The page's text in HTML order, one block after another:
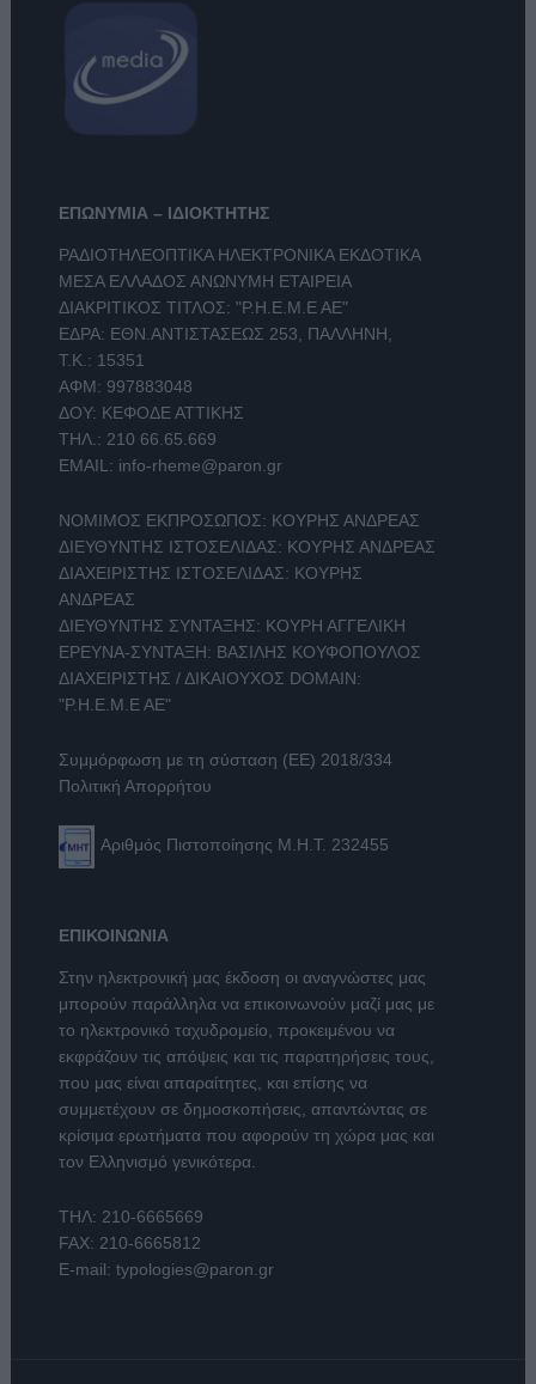
ΕΠΩΝΥΜΙΑ – ΙΔΙΟΚΤΗΤΗΣ
ΡΑΔΙΟΤΗΛΕΟΠΤΙΚΑ ΗΛΕΚΤΡΟΝΙΚΑ ΕΚΔΟΤΙΚΑ
ΜΕΣΑ ΕΛΛΑΔΟΣ ΑΝΩΝΥΜΗ ΕΤΑΙΡΕΙΑ
ΔΙΑΚΡΙΤΙΚΟΣ ΤΙΤΛΟΣ: "Ρ.Η.Ε.Μ.Ε ΑΕ"
ΕΔΡΑ: ΕΘΝ.ΑΝΤΙΣΤΑΣΕΩΣ 253, ΠΑΛΛΗΝΗ,
Τ.Κ.: 15351
ΑΦΜ: 997883048
ΔΟΥ: ΚΕΦΟΔΕ ΑΤΤΙΚΗΣ
ΤΗΛ.: 210 66.65.669
EMAIL: info-rheme@paron.gr
ΝΟΜΙΜΟΣ ΕΚΠΡΟΣΩΠΟΣ: ΚΟΥΡΗΣ ΑΝΔΡΕΑΣ
ΔΙΕΥΘΥΝΤΗΣ ΙΣΤΟΣΕΛΙΔΑΣ: ΚΟΥΡΗΣ ΑΝΔΡΕΑΣ
ΔΙΑΧΕΙΡΙΣΤΗΣ ΙΣΤΟΣΕΛΙΔΑΣ: ΚΟΥΡΗΣ
ΑΝΔΡΕΑΣ
ΔΙΕΥΘΥΝΤΗΣ ΣΥΝΤΑΞΗΣ: ΚΟΥΡΗ ΑΓΓΕΛΙΚΗ
ΕΡΕΥΝΑ-ΣΥΝΤΑΞΗ: ΒΑΣΙΛΗΣ ΚΟΥΦΟΠΟΥΛΟΣ
ΔΙΑΧΕΙΡΙΣΤΗΣ / ΔΙΚΑΙΟΥΧΟΣ DOMAIN:
"Ρ.Η.Ε.Μ.Ε ΑΕ"
Συμμόρφωση με τη σύσταση (ΕΕ) 2018/334
Πολιτική Απορρήτου
Αριθμός Πιστοποίησης Μ.Η.Τ. 232455
ΕΠΙΚΟΙΝΩΝΙΑ
Στην ηλεκτρονική μας έκδοση οι αναγνώστες μας
μπορούν παράλληλα να επικοινωνούν μαζί μας με
το ηλεκτρονικό ταχυδρομείο, προκειμένου να
εκφράζουν τις απόψεις και τις παρατηρήσεις τους,
που μας είναι απαραίτητες, και επίσης να
συμμετέχουν σε δημοσκοπήσεις, απαντώντας σε
κρίσιμα ερωτήματα που αφορούν τη χώρα μας και
τον Ελληνισμό γενικότερα.
ΤΗΛ: 210-6665669
FAX: 210-6665812
E-mail: typologies@paron.gr